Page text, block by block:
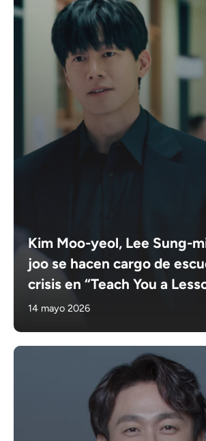
Kim Moo-yeol, Lee Sung-
joo se hacen cargo de
crisis en “Teach You a
14 mayo 2026